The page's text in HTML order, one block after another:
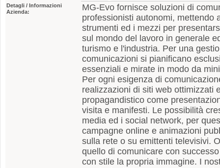
Detagli / Informazioni
Azienda:
MG-Evo fornisce soluzioni di
professionisti autonomi, mettendo
strumenti ed i mezzi per
sul mondo del lavoro in generale
turismo e l'industria. Per una
comunicazioni si pianificano
essenziali e mirate in modo da
Per ogni esigenza di
realizzazioni di siti web ottimizzati
propagandistico come
visita e manifesti. Le possibilità
media ed i social network, per
campagne online e animazioni
sulla rete o su emittenti televisivi.
quello di comunicare con
con stile la propria immagine. I